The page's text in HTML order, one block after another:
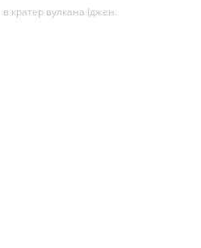
кратер вулкана Іджен.